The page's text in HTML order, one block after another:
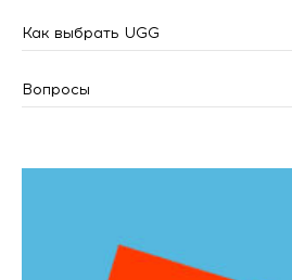
Как выбрать UGG
Вопросы